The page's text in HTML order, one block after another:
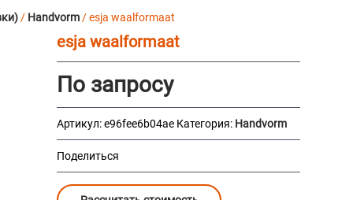
/ Handvorm/ esja waalformaat
esja waalformaat
По запросу
Артикул:e96fee6b04ae Категория: Handvorm
Поделиться